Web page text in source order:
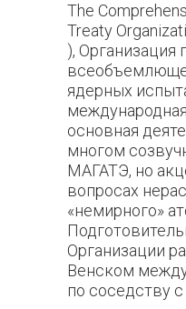
The
Treaty
), Организация
ядерных
основная
многом
МАГАТЭ, но
вопросах
«немирного»
Организации
Венском
по соседству